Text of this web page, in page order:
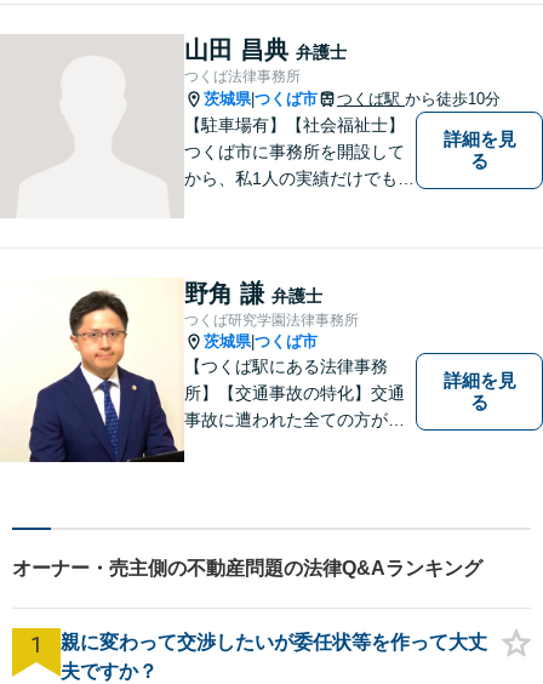
い。
山田 昌典 弁護士
つくば法律事務所
茨城県|つくば市 つくば駅 から徒歩10分
【駐車場有】【社会福祉士】
つくば市に事務所を開設して
から、私1人の実績だけでも、
もっと身近に、相談をもっと
気軽に」を心がけております
ので、お気軽にご相談くださ
い。
詳細を見
る
野角 謙 弁護士
つくば研究学園法律事務所
茨城県|つくば市
【つくば駅にある法律事務
所】【交通事故の特化】交通
事故に遭われた全ての方が適
ニケーションを大切にし、最
善の解決へと導きます。
詳細を見
る
オーナー・売主側の不動産問題の法律Q&Aランキング
1
親に変わって交渉したいが委任状等を作って大丈
夫ですか？